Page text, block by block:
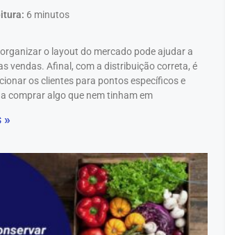
6 minutos
o layout do mercado pode ajudar a
vendas. Afinal, com a distribuição correta, é
os clientes para pontos específicos e
comprar algo que nem tinham em
»